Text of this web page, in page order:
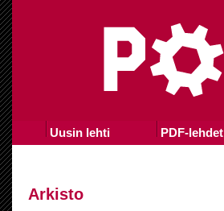
Uusin lehti PDF-lehdet
Arkisto